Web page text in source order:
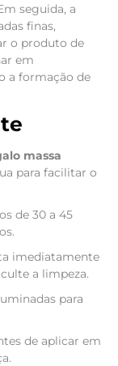
seguida, a
finas,
o produto de
em
a formação de
massa
para facilitar o
de 30 a 45
imediatamente
a limpeza.
para
de aplicar em